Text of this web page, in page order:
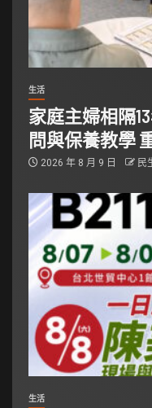
生活
家庭主婦相隔
問與保養教學
2026 年 8 月 9 日 民
生活